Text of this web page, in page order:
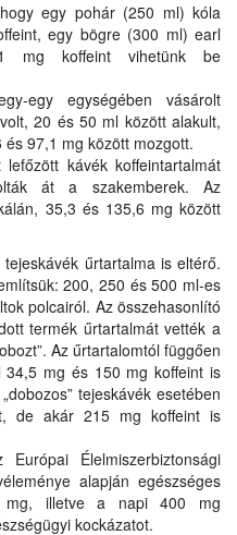
egy pohár (250 ml) kóla
egy bögre (300 ml) earl
mg koffeint vihetünk be
egy egységében vásárolt
20 és 50 ml között alakult,
97,1 mg között mozgott.
kávék koffeintartalmát
át a szakemberek. Az
35,3 és 135,6 mg között
űrtartalma is eltérő.
200, 250 és 500 ml-es
polcairól. Az összehasonlító
termék űrtartalmát vették a
Az űrtartalomtól függően
34,5 mg és 150 mg koffeint is
tejeskávék esetében
de akár 215 mg koffeint is
Élelmiszerbiztonsági
alapján egészséges
mg, illetve a napi 400 mg
kockázatot.